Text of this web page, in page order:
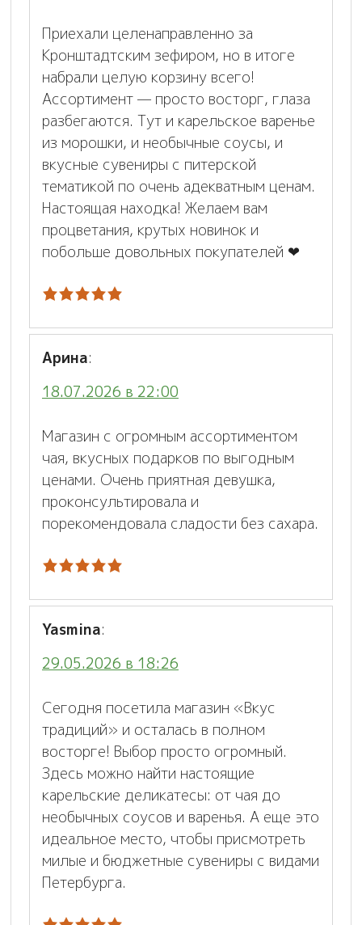
Приехали целенаправленно за
Кронштадтским зефиром, но в итоге
набрали целую корзину всего!
Ассортимент — просто восторг, глаза
разбегаются. Тут и карельское варенье
из морошки, и необычные соусы, и
вкусные сувениры с питерской
тематикой по очень адекватным ценам.
Настоящая находка! Желаем вам
процветания, крутых новинок и
побольше довольных покупателей ❤
Арина:
18.07.2026 в 22:00
Магазин с огромным ассортиментом
чая, вкусных подарков по выгодным
ценами. Очень приятная девушка,
проконсультировала и
порекомендовала сладости без сахара.
Yasmina:
29.05.2026 в 18:26
Сегодня посетила магазин «Вкус
традиций» и осталась в полном
восторге! Выбор просто огромный.
Здесь можно найти настоящие
карельские деликатесы: от чая до
необычных соусов и варенья. А еще это
идеальное место, чтобы присмотреть
милые и бюджетные сувениры с видами
Петербурга.